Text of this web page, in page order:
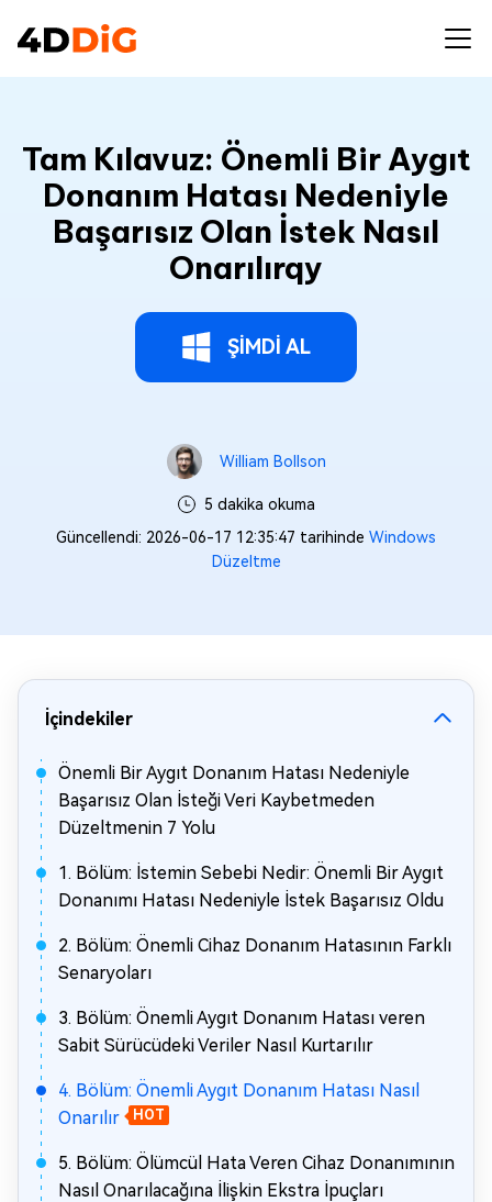
Tam Kılavuz: Önemli Bir Aygıt
Donanım Hatası Nedeniyle
Başarısız Olan İstek Nasıl
Onarılırqy
ŞİMDİ AL
William Bollson
5 dakika okuma
Güncellendi: 2026-06-17 12:35:47 tarihinde Windows
Düzeltme
İçindekiler
Önemli Bir Aygıt Donanım Hatası Nedeniyle
Başarısız Olan İsteği Veri Kaybetmeden
Düzeltmenin 7 Yolu
1. Bölüm: İstemin Sebebi Nedir: Önemli Bir Aygıt
Donanımı Hatası Nedeniyle İstek Başarısız Oldu
2. Bölüm: Önemli Cihaz Donanım Hatasının Farklı
Senaryoları
3. Bölüm: Önemli Aygıt Donanım Hatası veren
Sabit Sürücüdeki Veriler Nasıl Kurtarılır
4. Bölüm: Önemli Aygıt Donanım Hatası Nasıl
Onarılır
HOT
5. Bölüm: Ölümcül Hata Veren Cihaz Donanımının
Nasıl Onarılacağına İlişkin Ekstra İpuçları